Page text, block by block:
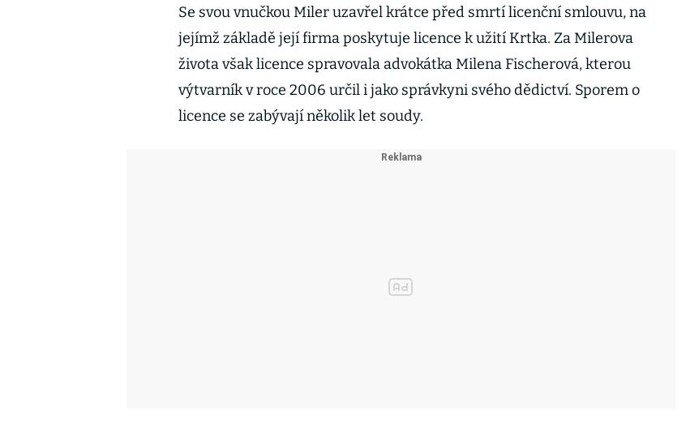
Se svou vnučkou Miler uzavřel krátce před smrtí licenční smlouvu, na
jejímž základě její firma poskytuje licence k užití Krtka. Za Milerova
života však licence spravovala advokátka Milena Fischerová, kterou
výtvarník v roce 2006 určil i jako správkyni svého dědictví. Sporem o
licence se zabývají několik let soudy.